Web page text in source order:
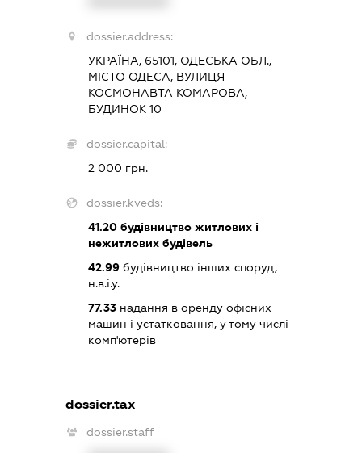
dossier.address:
УКРАЇНА, 65101, ОДЕСЬКА ОБЛ.,
МІСТО ОДЕСА, ВУЛИЦЯ
КОСМОНАВТА КОМАРОВА,
БУДИНОК 10
dossier.capital:
2 000 грн.
dossier.kveds:
41.20 будівництво житлових і
нежитлових будівель
42.99 будівництво інших споруд,
н.в.і.у.
77.33 надання в оренду офісних
машин і устатковання, у тому числі
комп'ютерів
dossier.tax
dossier.staff